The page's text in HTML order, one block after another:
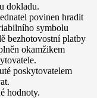
dokladu.
povinen hradit
symbolu
bezhotovostní platby
okamžikem
poskytovatelem
hodnoty.